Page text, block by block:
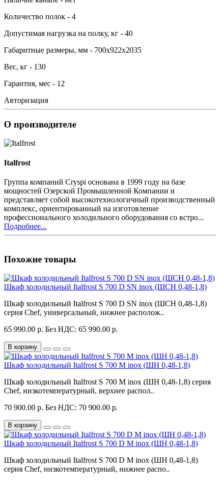
Количество полок - 4
Допустимая нагрузка на полку, кг - 40
Габаритные размеры, мм - 700х922х2035
Вес, кг - 130
Гарантия, мес - 12
Авторизация
О производителе
Italfrost
Группа компаний Cryspi основана в 1999 году на базе
мощностей Озерской Промышленной Компании и
представляет собой высокотехнологичный производственный
комплекс, ориентированный на изготовление
профессионального холодильного оборудования со встро...
Подробнее...
Похожие товары
Шкаф холодильный Italfrost S 700 D SN inox (ШСН 0,48-1,8)
Шкаф холодильный Italfrost S 700 D SN inox (ШСН 0,48-1,8)
серия Chef, универсальный, нижнее располож..
65 990.00 р. Без НДС: 65 990.00 р.
В корзину
Шкаф холодильный Italfrost S 700 M inox (ШН 0,48-1,8)
Шкаф холодильный Italfrost S 700 M inox (ШН 0,48-1,8) серия
Chef, низкотемпературный, верхнее распол..
70 900.00 р. Без НДС: 70 900.00 р.
В корзину
Шкаф холодильный Italfrost S 700 D M inox (ШН 0,48-1,8)
Шкаф холодильный Italfrost S 700 D M inox (ШН 0,48-1,8)
серия Chef, низкотемпературный, нижнее распо..